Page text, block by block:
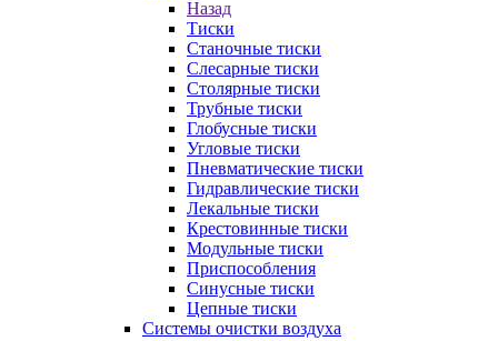
Назад
Тиски
Станочные тиски
Слесарные тиски
Столярные тиски
Трубные тиски
Глобусные тиски
Угловые тиски
Пневматические тиски
Гидравлические тиски
Лекальные тиски
Крестовинные тиски
Модульные тиски
Приспособления
Синусные тиски
Цепные тиски
Системы очистки воздуха